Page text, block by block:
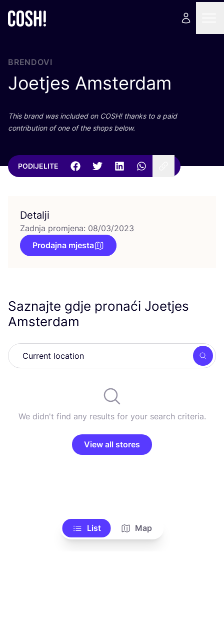
BRENDOVI
Joetjes Amsterdam
This brand was inclu­ded on COSH! than­ks to a paid
con­tri­bu­ti­on of one of the shops below.
PODIJELITE
Detalji
Zadnja promjena: 08/03/2023
Prodajna mjesta
Saznajte gdje pronaći Joetjes
Amsterdam
We didn't find any results for your search criteria.
View all stores
List Map